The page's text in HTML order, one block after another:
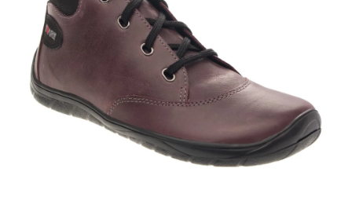
hvězdiček.